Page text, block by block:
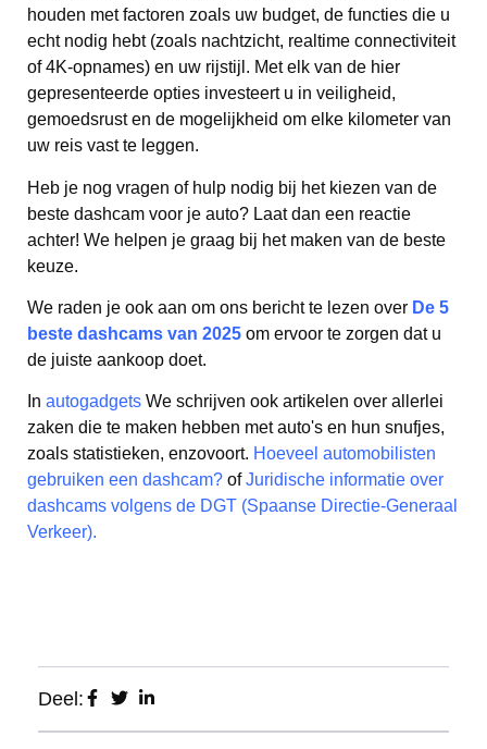
houden met factoren zoals uw budget, de functies die u
echt nodig hebt (zoals nachtzicht, realtime connectiviteit
of 4K-opnames) en uw rijstijl. Met elk van de hier
gepresenteerde opties investeert u in veiligheid,
gemoedsrust en de mogelijkheid om elke kilometer van
uw reis vast te leggen.
Heb je nog vragen of hulp nodig bij het kiezen van de
beste dashcam voor je auto? Laat dan een reactie
achter! We helpen je graag bij het maken van de beste
keuze.
We raden je ook aan om ons bericht te lezen over De 5
beste dashcams van 2025 om ervoor te zorgen dat u
de juiste aankoop doet.
In autogadgets We schrijven ook artikelen over allerlei
zaken die te maken hebben met auto's en hun snufjes,
zoals statistieken, enzovoort. Hoeveel automobilisten
gebruiken een dashcam? ofJuridische informatie over
dashcams volgens de DGT (Spaanse Directie-Generaal
Verkeer).
Deel: